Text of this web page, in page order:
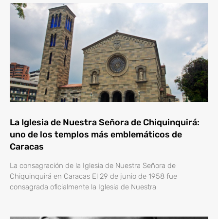
La Iglesia de Nuestra Señora de Chiquinquirá:
uno de los templos más emblemáticos de
Caracas
La consagración de la Iglesia de Nuestra Señora de
Chiquinquirá en Caracas El 29 de junio de 1958 fue
consagrada oficialmente la Iglesia de Nuestra